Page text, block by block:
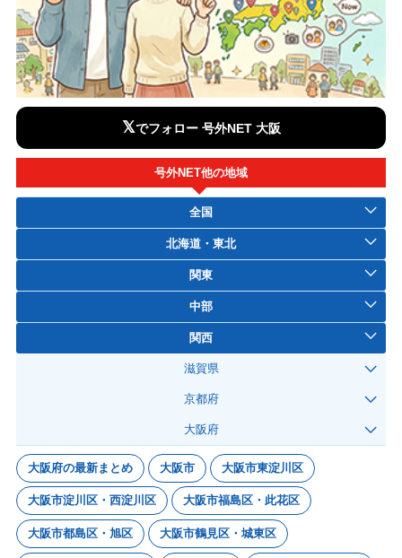
𝕏でフォロー 号外NET 大阪
号外NET他の地域
全国
北海道・東北
関東
中部
関西
滋賀県
京都府
大阪府
大阪府の最新まとめ 大阪市 大阪市東淀川区
大阪市淀川区・西淀川区 大阪市福島区・此花区
大阪市都島区・旭区 大阪市鶴見区・城東区